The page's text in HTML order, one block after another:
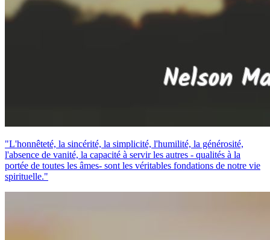
"L'honnêteté, la sincérité, la simplicité, l'humilité, la générosité,
l'absence de vanité, la capacité à servir les autres - qualités à la
portée de toutes les âmes- sont les véritables fondations de notre vie
spirituelle."